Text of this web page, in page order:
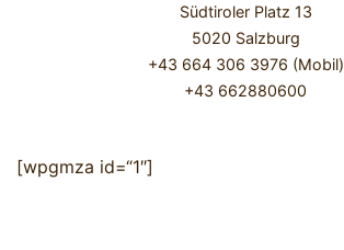
Südtiroler Platz 13
5020 Salzburg
+43 664 306 3976 (Mobil)
+43 662880600
[wpgmza id=“1″]